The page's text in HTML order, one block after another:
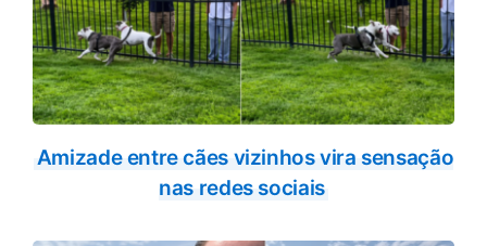
Amizade entre cães vizinhos vira sensação
nas redes sociais